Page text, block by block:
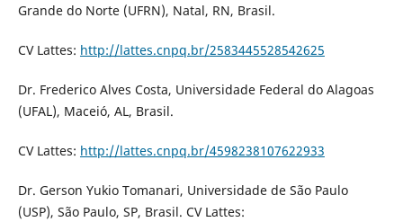
Grande do Norte (UFRN), Natal, RN, Brasil.
CV Lattes: http://lattes.cnpq.br/2583445528542625
Dr. Frederico Alves Costa, Universidade Federal do Alagoas
(UFAL), Maceió, AL, Brasil.
CV Lattes: http://lattes.cnpq.br/4598238107622933
Dr. Gerson Yukio Tomanari, Universidade de São Paulo
(USP), São Paulo, SP, Brasil. CV Lattes: